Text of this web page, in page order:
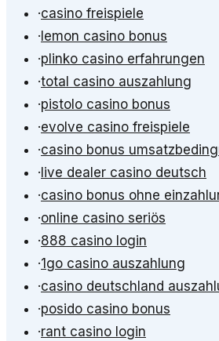
·casino freispiele
· lemon casino bonus
·plinko casino erfahrungen
·total casino auszahlung
·pistolo casino bonus
·evolve casino freispiele
·casino bonus
· live dealer casino deutsch
·casino bonus ohne
·online casino seriös
·888 casino login
·1go casino auszahlung
·casino deutschland
·posido casino bonus
·rant casino login